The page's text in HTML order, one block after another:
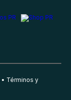
Términos y